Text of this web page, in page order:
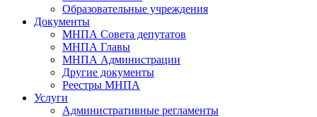
Образовательные учреждения
Документы
МНПА Совета депутатов
МНПА Главы
МНПА Администрации
Другие документы
Реестры МНПА
Услуги
Административные регламенты